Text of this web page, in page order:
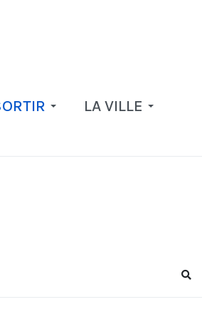
LA VILLE